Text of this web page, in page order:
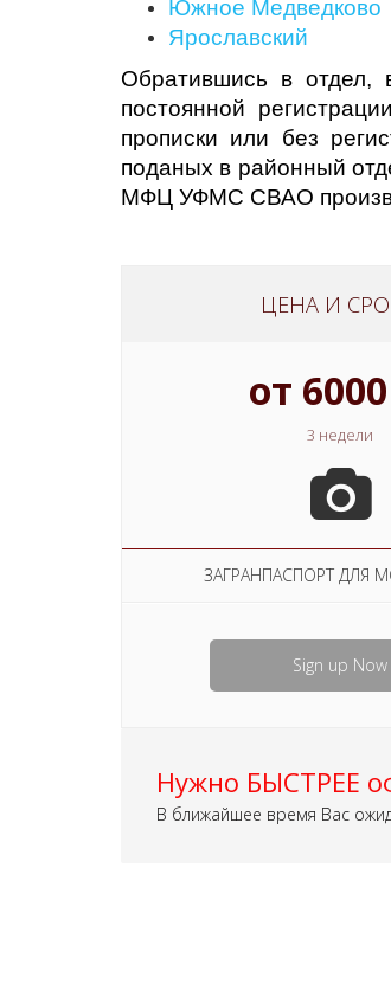
Южное Медведково
Ярославский
Обратившись в отдел,
постоянной
прописки или без
поданых в районный
МФЦ УФМС СВАО
ЦЕНА И
от
3 недели
ЗАГРАНПАСПОРТ ДЛЯ
Sign up Now
Нужно БЫСТРЕЕ
В ближайшее время Вас